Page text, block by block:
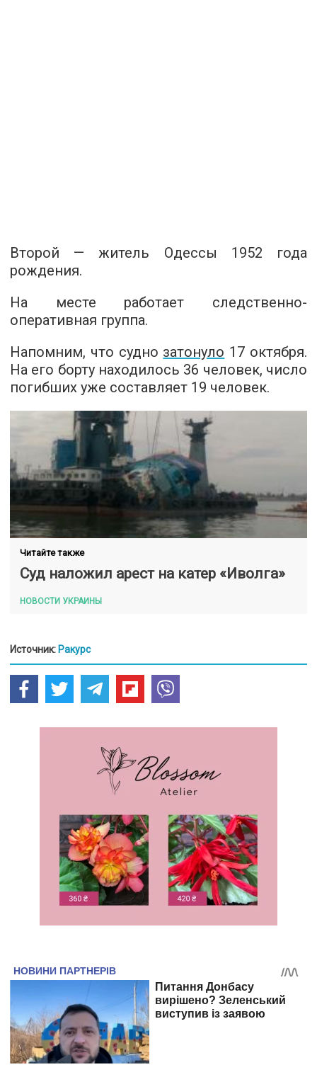
Второй — житель Одессы 1952 года
рождения.
На месте работает следственно-
оперативная группа.
Напомним, что судно затонуло 17 октября.
На его борту находилось 36 человек, число
погибших уже составляет 19 человек.
Читайте также
Суд наложил арест на катер «Иволга»
НОВОСТИ УКРАИНЫ
Источник: Ракурс